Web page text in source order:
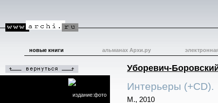
новые книги альманах Архи.ру
издание:фото
Уборевич-
Интерьеры (+CD).
М., 2010